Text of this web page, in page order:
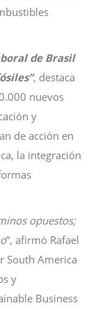
de Brasil
, destaca
nuevos
y
de acción en
la integración
opuestos;
”, afirmó Rafael
South America
y
Business